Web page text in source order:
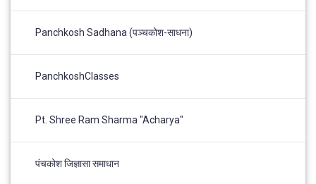
Panchkosh Sadhana (पञ्चकोश-साधना)
PanchkoshClasses
Pt. Shree Ram Sharma "Acharya"
पंचकोश जिज्ञासा समाधान